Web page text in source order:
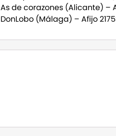
As de corazones (Alicante) –
DonLobo (Málaga) – Afijo